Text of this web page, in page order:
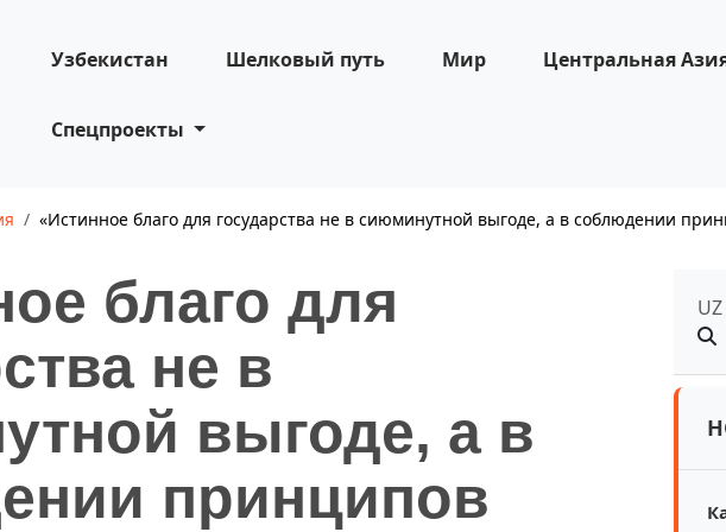
Узбекистан Шелковый путь Мир Центральная
Спецпроекты
«Истинное благо для государства не в сиюминутной выгоде, а в соблюдении
благо для
не в
выгоде, а в
принципов
UZ